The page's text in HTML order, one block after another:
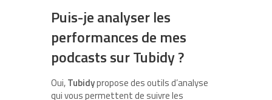
Puis-je analyser les
performances de mes
podcasts sur Tubidy ?
Oui,Tubidypropose des outils d’analyse
qui vous permettent de suivre les